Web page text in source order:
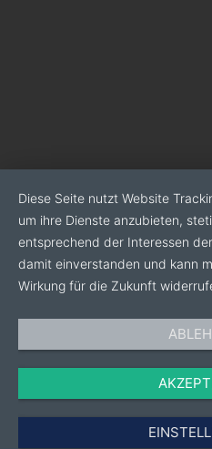
Diese Seite nutzt Website
um ihre Dienste anzubieten,
entsprechend der Interessen
damit einverstanden und kann
Wirkung für die Zukunft